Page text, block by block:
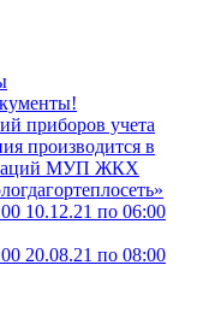
приборов учета
производится в
МУП ЖКХ
10.12.21 по 06:00
20.08.21 по 08:00